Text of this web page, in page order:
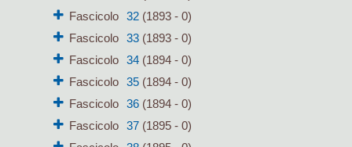
Fascicolo
32(1893 - 0)
Fascicolo
33(1893 - 0)
Fascicolo
34(1894 - 0)
Fascicolo
35(1894 - 0)
Fascicolo
36(1894 - 0)
Fascicolo
37(1895 - 0)